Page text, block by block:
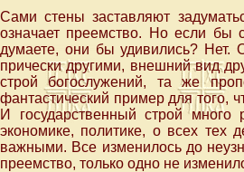
Сами стены заставляют
означает преемство. Но если
думаете, они бы удивились?
прически другими, внешний вид
строй богослужений, та же
фантастический пример для того,
И государственный строй
экономике, политике, о всех тех
важными. Все изменилось до
преемство, только одно не